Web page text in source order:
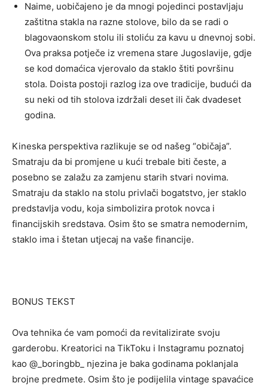
Naime, uobičajeno je da mnogi pojedinci postavljaju
zaštitna stakla na razne stolove, bilo da se radi o
blagovaonskom stolu ili stoliću za kavu u dnevnoj sobi.
Ova praksa potječe iz vremena stare Jugoslavije, gdje
se kod domaćica vjerovalo da staklo štiti površinu
stola. Doista postoji razlog iza ove tradicije, budući da
su neki od tih stolova izdržali deset ili čak dvadeset
godina.
Kineska perspektiva razlikuje se od našeg “običaja”.
Smatraju da bi promjene u kući trebale biti česte, a
posebno se zalažu za zamjenu starih stvari novima.
Smatraju da staklo na stolu privlači bogatstvo, jer staklo
predstavlja vodu, koja simbolizira protok novca i
financijskih sredstava. Osim što se smatra nemodernim,
staklo ima i štetan utjecaj na vaše financije.
BONUS TEKST
Ova tehnika će vam pomoći da revitalizirate svoju
garderobu. Kreatorici na TikToku i Instagramu poznatoj
kao @_boringbb_ njezina je baka godinama poklanjala
brojne predmete. Osim što je podijelila vintage spavaćice